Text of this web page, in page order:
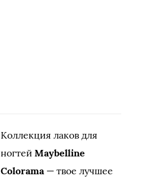
Коллекция лаков для
ногтей Maybelline
Colorama— твое лучшее